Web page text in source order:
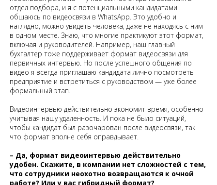
отдел подбора, и я с потенциальными кандидатами
общаюсь по видеосвязи в WhatsApp. Это удобно и
наглядно, можно увидеть человека, даже не находясь с ним
в одном месте. Знаю, что многие практикуют этот формат,
включая и руководителей. Например, наш главный
бухгалтер тоже поддерживает формат видеосвязи для
первичных интервью. Но после успешного общения по
видео я всегда приглашаю кандидата лично посмотреть
предприятие и встретиться с руководством — уже более
формальный этап.
Видеоинтервью действительно экономит время, особенно
учитывая нашу удаленность. И пока не было ситуаций,
чтобы кандидат был разочарован после видеосвязи, так
что формат вполне себя оправдывает.
– Да, формат видеоинтервью действительно
удобен. Скажите, в компании нет сложностей с тем,
что сотрудники неохотно возвращаются к очной
работе? Или у вас гибридный формат?